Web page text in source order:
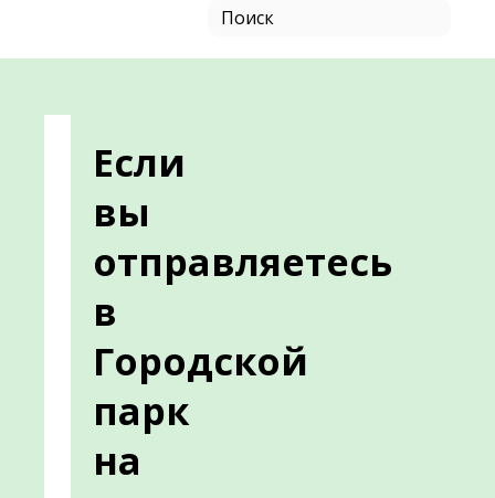
Если
вы
отправляетесь
в
Городской
парк
на